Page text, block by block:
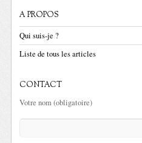
A PROPOS
Qui suis-je ?
Liste de tous les articles
CONTACT
Votre nom (obligatoire)